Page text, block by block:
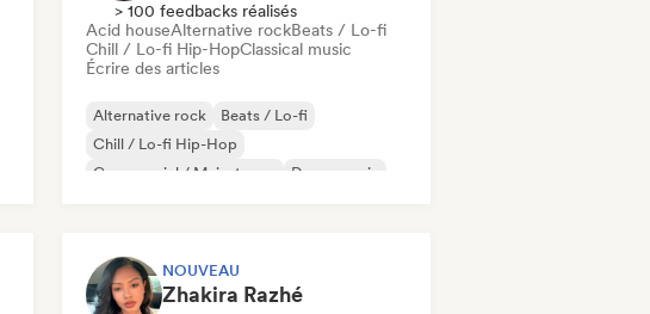
> 100 feedbacks réalisés
Acid houseAlternative rockBeats / Lo-fi
Chill / Lo-fi Hip-HopClassical music
Écrire des articles
Alternative rock
Beats / Lo-fi
Chill / Lo-fi Hip-Hop
Commercial / Mainstream
Dance music
NOUVEAU
Zhakira Razhé